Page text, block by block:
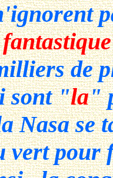
de
sont"la"
Nasa se
vert pour